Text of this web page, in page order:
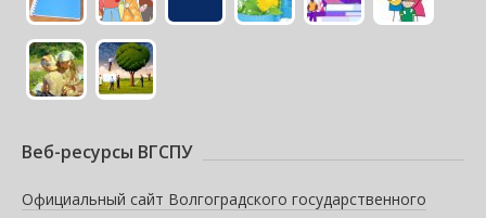
Веб-ресурсы ВГСПУ
Официальный сайт Волгоградского государственного